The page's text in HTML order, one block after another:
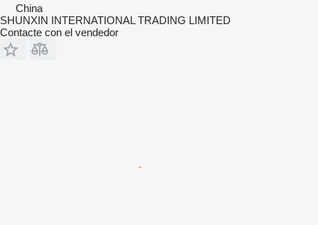
China
SHUNXIN INTERNATIONAL TRADING LIMITED
Contacte con el vendedor